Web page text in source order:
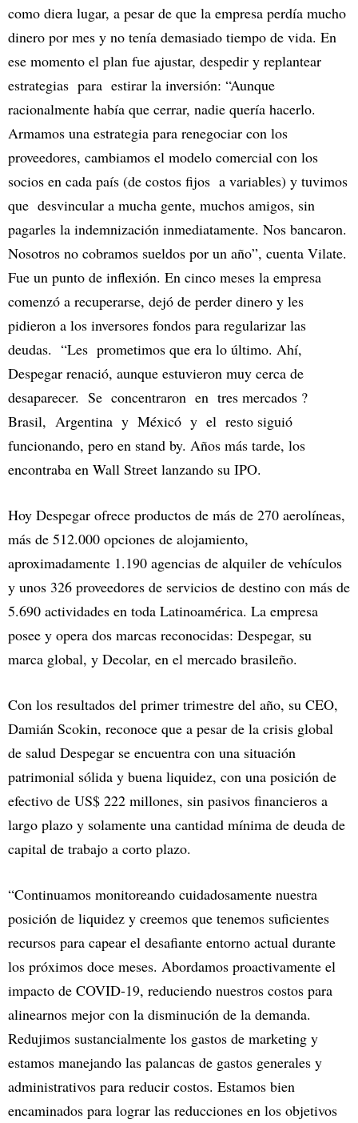
como diera lugar, a pesar de que la empresa perdía mucho
dinero por mes y no tenía demasiado tiempo de vida. En
ese momento el plan fue ajustar, despedir y replantear
estrategias para estirar la inversión: “Aunque
racionalmente había que cerrar, nadie quería hacerlo.
Armamos una estrategia para renegociar con los
proveedores, cambiamos el modelo comercial con los
socios en cada país (de costos fijos a variables) y tuvimos
que desvincular a mucha gente, muchos amigos, sin
pagarles la indemnización inmediatamente. Nos bancaron.
Nosotros no cobramos sueldos por un año”, cuenta Vilate.
Fue un punto de inflexión. En cinco meses la empresa
comenzó a recuperarse, dejó de perder dinero y les
pidieron a los inversores fondos para regularizar las
deudas. “Les prometimos que era lo último. Ahí,
Despegar renació, aunque estuvieron muy cerca de
desaparecer. Se concentraron en tres mercados ?
Brasil, Argentina y Méxicó y el resto siguió
funcionando, pero en stand by. Años más tarde, los
encontraba en Wall Street lanzando su IPO.
Hoy Despegar ofrece productos de más de 270 aerolíneas,
más de 512.000 opciones de alojamiento,
aproximadamente 1.190 agencias de alquiler de vehículos
y unos 326 proveedores de servicios de destino con más de
5.690 actividades en toda Latinoamérica. La empresa
posee y opera dos marcas reconocidas: Despegar, su
marca global, y Decolar, en el mercado brasileño.
Con los resultados del primer trimestre del año, su CEO,
Damián Scokin, reconoce que a pesar de la crisis global
de salud Despegar se encuentra con una situación
patrimonial sólida y buena liquidez, con una posición de
efectivo de US$ 222 millones, sin pasivos financieros a
largo plazo y solamente una cantidad mínima de deuda de
capital de trabajo a corto plazo.
“Continuamos monitoreando cuidadosamente nuestra
posición de liquidez y creemos que tenemos suficientes
recursos para capear el desafiante entorno actual durante
los próximos doce meses. Abordamos proactivamente el
impacto de COVID-19, reduciendo nuestros costos para
alinearnos mejor con la disminución de la demanda.
Redujimos sustancialmente los gastos de marketing y
estamos manejando las palancas de gastos generales y
administrativos para reducir costos. Estamos bien
encaminados para lograr las reducciones en los objetivos